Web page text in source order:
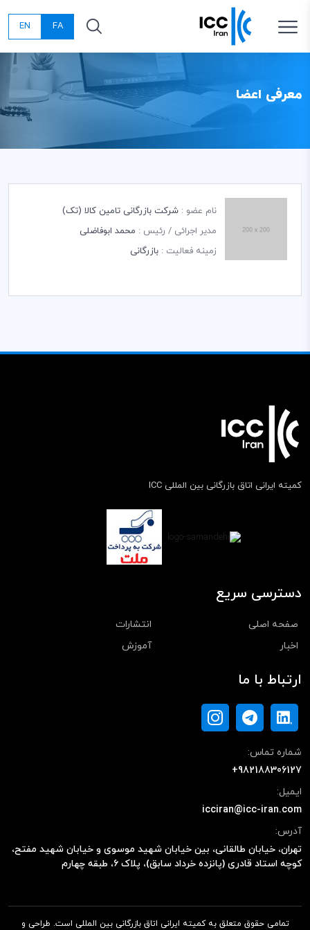
FA
EN
معرفی اعضا
نام عضو : شرکت بازرگانی تامین کالا (تک)
مدیر اجرائی / رئیس : محمد ابوفاضلی
زمینه فعالیت : بازرگانی
کمیته ایرانی اتاق بازرگانی بین المللی ICC
دسترسی سریع
صفحه اصلی
انتشارات
اخبار
آموزش
ارتباط با ما
شماره تماس:
+982188306127
ایمیل:
icciran@icc-iran.com
آدرس:
تهران، خیابان طالقانی، بین خیابان شهید موسوی و خیابان شهید مفتح،
کوچه استاد قادری (پانزده خرداد سابق)، پلاک ۶، طبقه چهارم
تمامی حقوق متعلق به کمیته ایرانی اتاق بازرگانی بین المللی است. طراحی و